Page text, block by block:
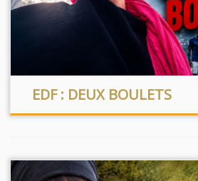
EDF : DEUX BOULETS